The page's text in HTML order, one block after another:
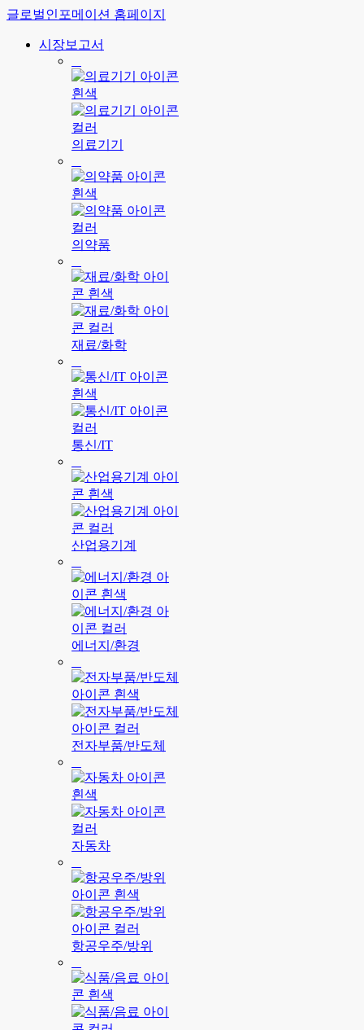
글로벌인포메이션 홈페이지
시장보고서
의료기기
의약품
재료/화학
통신/IT
산업용기계
에너지/환경
전자부품/반도체
자동차
항공우주/방위